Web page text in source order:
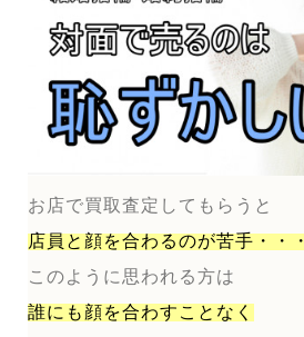
お店で買取査定してもらうと
店員と顔を合わるのが苦手・・・
このように思われる方は
誰にも顔を合わすことなく